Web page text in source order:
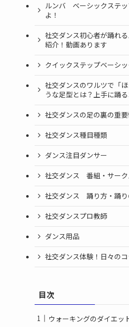
ルンバ ベーシックステッ
よ！
社交ダンス初心者が踊れ
紹介！動画あります
クイックステップベーシ
社交ダンスのワルツで「
うな足型とは？上手に踊る
社交ダンスの足の裏の重
社交ダンス種目種類
ダンス注目ダンサー
社交ダンス 番組・サーク
社交ダンス 踊り方・踊り
社交ダンスプロ教師
ダンス用品
社交ダンス体験！日々のコ
目次
ウォーキングのダイエッ